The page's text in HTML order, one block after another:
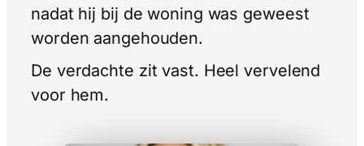
nadat hij bij de woning was geweest
worden aangehouden.
De verdachte zit vast. Heel vervelend
voor hem.